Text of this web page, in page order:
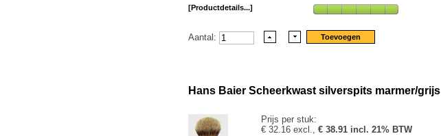
[Productdetails...]
Aantal:
Hans Baier Scheerkwast silverspits marmer/grijs
Prijs per stuk:
€ 32.16 excl., € 38.91 incl. 21% BTW